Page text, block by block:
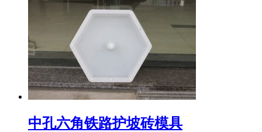
中孔六角铁路护坡砖模具